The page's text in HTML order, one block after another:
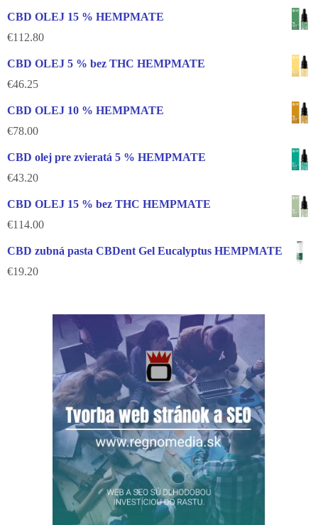
CBD OLEJ 15 % HEMPMATE
€112.80
CBD OLEJ 5 % bez THC HEMPMATE
€46.25
CBD OLEJ 10 % HEMPMATE
€78.00
CBD olej pre zvieratá 5 % HEMPMATE
€43.20
CBD OLEJ 15 % bez THC HEMPMATE
€114.00
CBD zubná pasta CBDent Gel Eucalyptus HEMPMATE
€19.20